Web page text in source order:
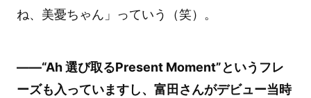
ね、美憂ちゃん」っていう（笑）。
――“Ah 選び取るPresent Moment”というフレ
ーズも入っていますし、富田さんがデビュー当時